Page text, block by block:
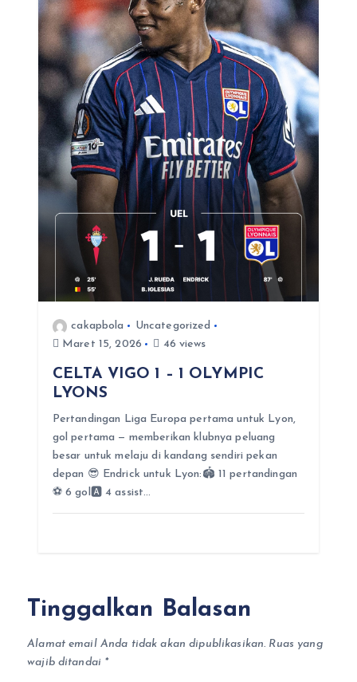
cakapbola
Uncategorized
Maret 15, 2026
46 views
CELTA VIGO 1 – 1 OLYMPIC
LYONS
Pertandingan Liga Europa pertama untuk Lyon,
gol pertama — memberikan klubnya peluang
besar untuk melaju di kandang sendiri pekan
depan 😎 Endrick untuk Lyon:🏟️ 11 pertandingan
⚽ 6 gol🅰️ 4 assist…
Tinggalkan Balasan
Alamat email Anda tidak akan dipublikasikan. Ruas yang
wajib ditandai *